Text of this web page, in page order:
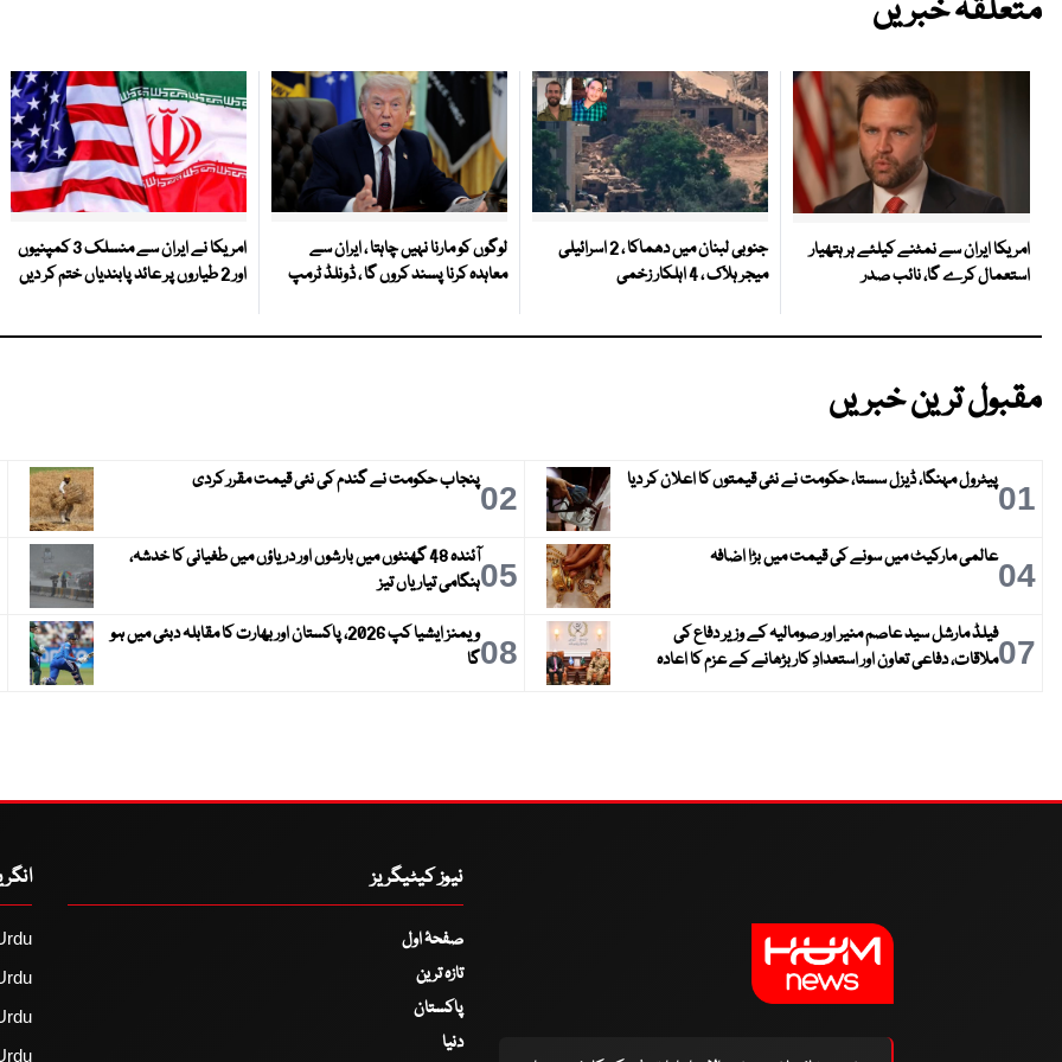
متعلقہ خبریں
امریکا ایران سے نمٹنے کیلئے ہر ہتھیار
استعمال کرے گا، نائب صدر
جنوبی لبنان میں دھماکا ، 2 اسرائیلی
میجر ہلاک ، 4 اہلکار زخمی
لوگوں کو مارنا نہیں چاہتا ، ایران سے
معاہدہ کرنا پسند کروں گا ، ڈونلڈ ٹرمپ
امریکا نے ایران سے منسلک 3 کمپنیوں
اور 2 طیاروں پر عائد پابندیاں ختم کر دیں
مقبول ترین خبریں
01پیٹرول مہنگا، ڈیزل سستا، حکومت نے نئی قیمتوں کا اعلان کر دیا 02پنجاب حکومت نے گندم کی نئی قیمت مقرر کردی
04عالمی مارکیٹ میں سونے کی قیمت میں بڑا اضافہ 05
آئندہ 48 گھنٹوں میں بارشوں اور دریاؤں میں طغیانی کا خدشہ،
ہنگامی تیاریاں تیز
07فیلڈ مارشل سید عاصم منیر اور صومالیہ کے وزیر دفاع کی
ملاقات، دفاعی تعاون اور استعدادِ کار بڑھانے کے عزم کا اعادہ
08
ویمنز ایشیا کپ 2026، پاکستان اور بھارت کا مقابلہ دبئی میں ہو
گا
نیوز کیٹیگریز
صفحۂ اول
تازہ ترین
پاکستان
دنیا